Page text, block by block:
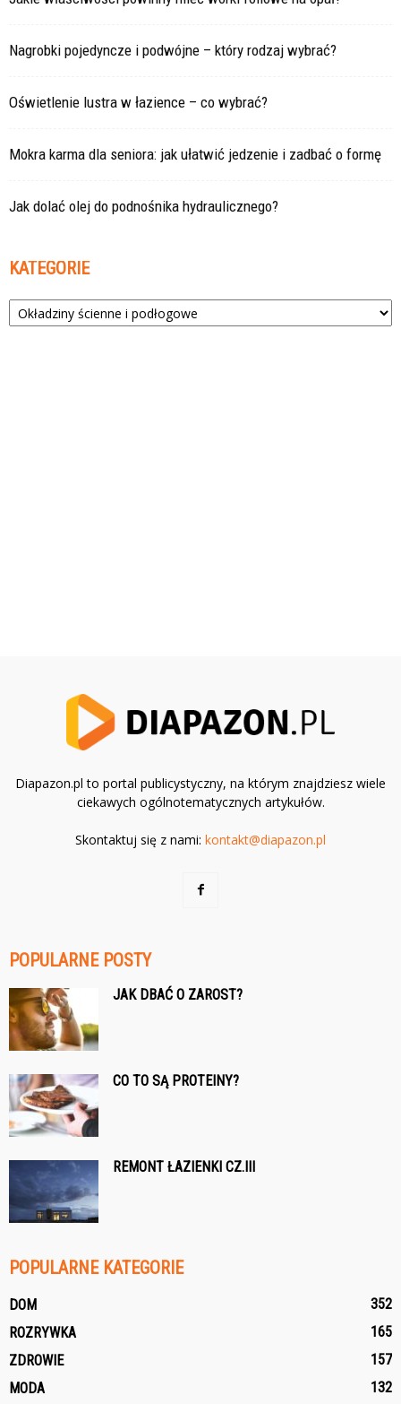
Nagrobki pojedyncze i podwójne – który rodzaj wybrać?
Oświetlenie lustra w łazience – co wybrać?
Mokra karma dla seniora: jak ułatwić jedzenie i zadbać o formę
Jak dolać olej do podnośnika hydraulicznego?
KATEGORIE
Kategorie
Diapazon.pl to portal publicystyczny, na którym znajdziesz wiele
ciekawych ogólnotematycznych artykułów.
Skontaktuj się z nami: kontakt@diapazon.pl
POPULARNE POSTY
JAK DBAĆ O ZAROST?
CO TO SĄ PROTEINY?
REMONT ŁAZIENKI CZ.III
POPULARNE KATEGORIE
DOM
352
ROZRYWKA
165
ZDROWIE
157
MODA
132